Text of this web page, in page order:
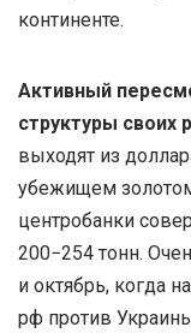
континенте.
Активный
структуры своих
выходят из
убежищем
центробанки
200−254 тонн.
и октябрь, когда
рф против